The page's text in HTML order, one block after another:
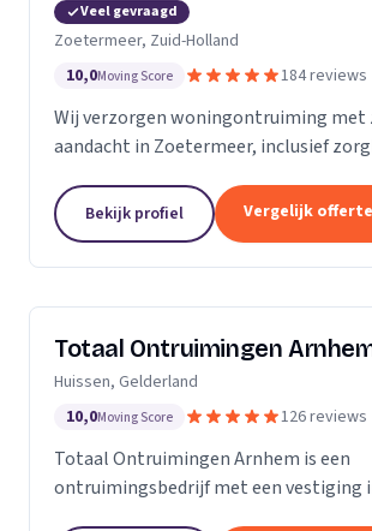
Veel gevraagd
Zoetermeer, Zuid-Holland
10,0Moving Score 184 reviews
Wij verzorgen woningontruiming met
aandacht in Zoetermeer, inclusief
Bekijk profiel Vergelijk
Totaal Ontruimingen
Huissen, Gelderland
10,0Moving Score 126 reviews
Totaal Ontruimingen Arnhem is een
ontruimingsbedrijf met een vestiging